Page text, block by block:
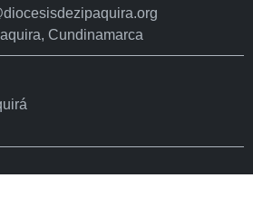
Cundinamarca